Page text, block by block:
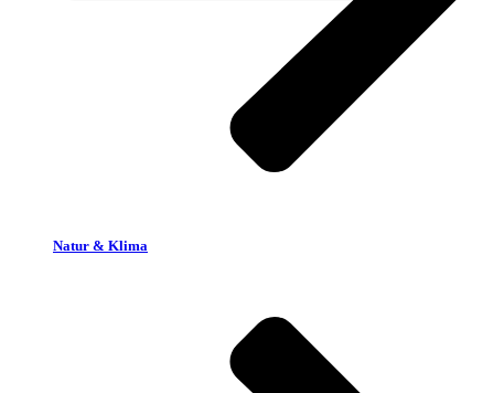
Natur & Klima